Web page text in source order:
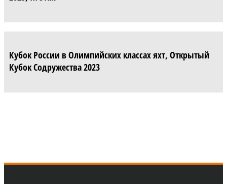
Кубок России в Олимпийских классах яхт, Открытый
Кубок Содружества 2023